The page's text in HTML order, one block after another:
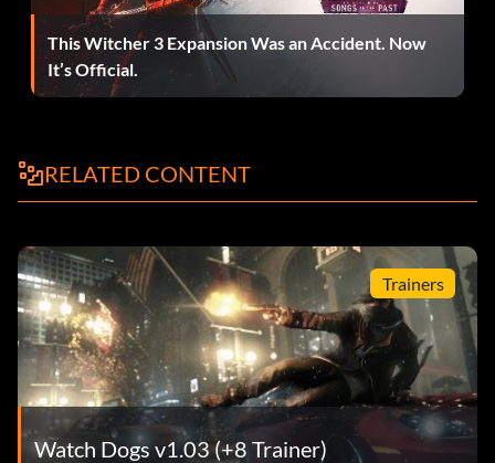
This Witcher 3 Expansion Was an Accident. Now
It’s Official.
RELATED CONTENT
Trainers
Watch Dogs v1.03 (+8 Trainer)